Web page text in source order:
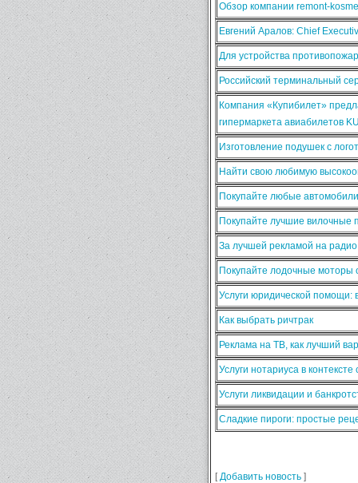
Обзор компании remont-
Евгений Аралов: Chief
Для устройства
Российский терминальный
Компания «Купибилет»
гипермаркета авиабилетов
Изготовление подушек с
Найти свою любимую
Покупайте любые
Покупайте лучшие вилочные
За лучшей рекламой на
Покупайте лодочные моторы
Услуги юридической
Как выбрать ричтрак
Реклама на ТВ, как лучший
Услуги нотариуса в
Услуги ликвидации и
Сладкие пироги: простые
[Добавить новость ]